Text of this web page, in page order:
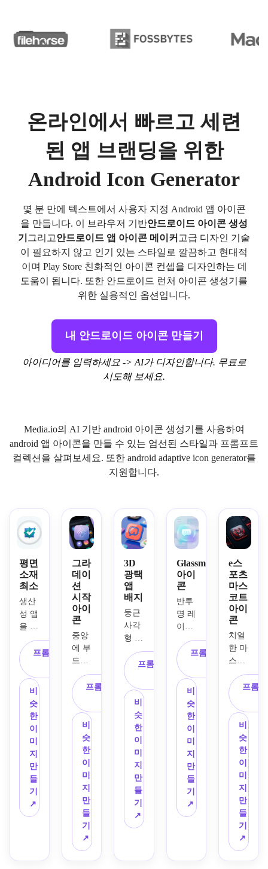
온라인에서 빠르고 세련
된 앱 브랜딩을 위한
Android Icon Generator
몇 분 만에 텍스트에서 사용자 지정 Android 앱 아이콘
을 만듭니다. 이 브라우저 기반안드로이드 아이콘 생성
기 그리고안드로이드 앱 아이콘 메이커 고급 디자인 기술
이 필요하지 않고 인기 있는 스타일로 깔끔하고 현대적
이며 Play Store 친화적인 아이콘 컨셉을 디자인하는 데
도움이 됩니다. 또한 안드로이드 런처 아이콘 생성기를
위한 실용적인 옵션입니다.
내 안드로이드 아이콘 만들기
아이디어를 입력하세요 -> AI가 디자인합니다. 무료로
시도해 보세요.
Media.io의 AI 기반 android 아이콘 생성기를 사용하여
android 앱 아이콘을 만들 수 있는 엄선된 스타일과 프롬프트
컬렉션을 살펴보세요. 또한 android adaptive icon generator를
지원합니다.
평면
소재
최소
생산
성 앱
을 위
한 평
평한
Android
앱
아이
콘을
디자
인하
여 중
앙에
있는
기하
학적
체크
마크
프롬프트 복
비
슷
한
이
미
지
만
들
기
↗
그라
데이
션
시작
아이
콘
중앙
에 부
드러
운 추
상 스
파크
기호
가 있
는 스
타트
업 생
산성
플랫
폼의
프리
미엄
Android
앱
아이
프롬프트 복
비
슷
한
이
미
지
만
들
기
↗
3D
광택
앱
배지
둥근
사각
형 배
지와
대담
한 중
앙 채
팅 버
블 기
호를
사용
하여
소셜
또는
크리
에이
터 앱
에 광
프롬프트 복
비
슷
한
이
미
지
만
들
기
↗
Glassmorphism
아이
콘
반투
명 레
이어
드 패
널과
깔끔
한 중
앙 메
시지
심볼
이 있
는 메
시징
앱용
glassmorphism
스타
일의
Android
프롬프트 복
비
슷
한
이
미
지
만
들
기
↗
e스
포츠
마스
코트
아이
콘
치열
한 마
스코
트 엠
블럼,
날카
로운
라인,
역동
적인
중심
구성
으로
게이
밍 스
타일
의 안
드로
이드
프롬
비
슷
한
이
미
지
만
들
기
↗